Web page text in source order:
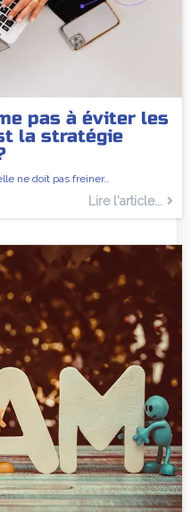
pas à éviter les
la stratégie
ne doit pas freiner…
Lire l'article...